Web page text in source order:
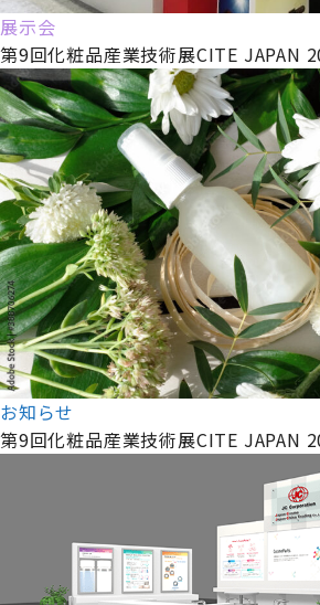
展示会
第9回化粧品産業技術展CITE JAPAN
お知らせ
第9回化粧品産業技術展CITE JAPAN